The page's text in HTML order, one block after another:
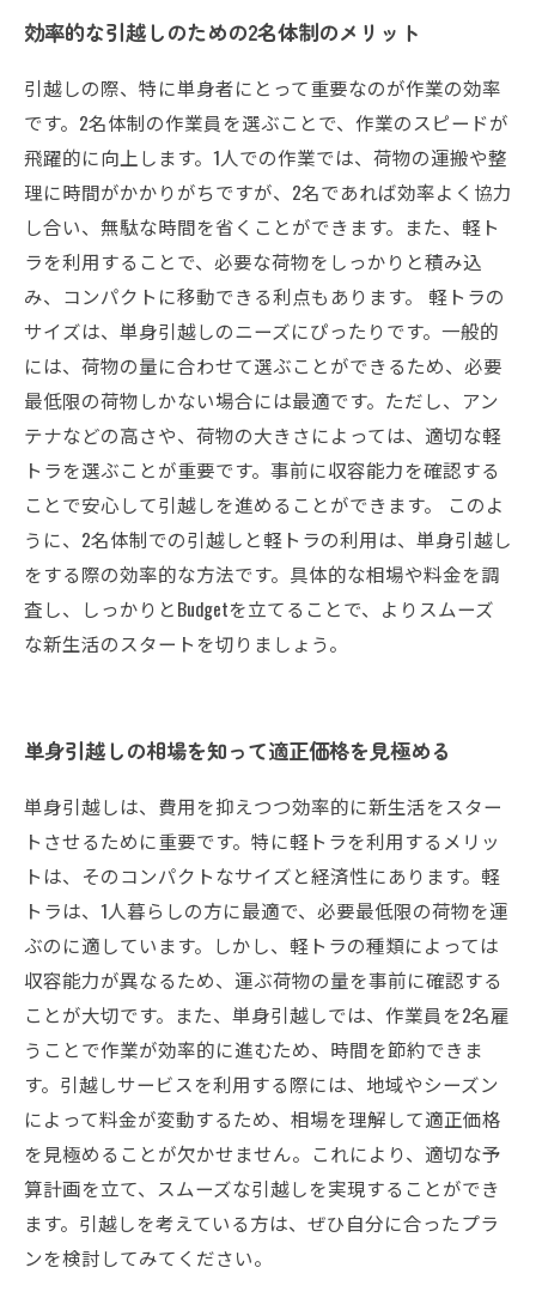
効率的な引越しのための2名体制のメリット
引越しの際、特に単身者にとって重要なのが作業の効率
です。2名体制の作業員を選ぶことで、作業のスピードが
飛躍的に向上します。1人での作業では、荷物の運搬や整
理に時間がかかりがちですが、2名であれば効率よく協力
し合い、無駄な時間を省くことができます。また、軽ト
ラを利用することで、必要な荷物をしっかりと積み込
み、コンパクトに移動できる利点もあります。 軽トラの
サイズは、単身引越しのニーズにぴったりです。一般的
には、荷物の量に合わせて選ぶことができるため、必要
最低限の荷物しかない場合には最適です。ただし、アン
テナなどの高さや、荷物の大きさによっては、適切な軽
トラを選ぶことが重要です。事前に収容能力を確認する
ことで安心して引越しを進めることができます。 このよ
うに、2名体制での引越しと軽トラの利用は、単身引越し
をする際の効率的な方法です。具体的な相場や料金を調
査し、しっかりとBudgetを立てることで、よりスムーズ
な新生活のスタートを切りましょう。
単身引越しの相場を知って適正価格を見極める
単身引越しは、費用を抑えつつ効率的に新生活をスター
トさせるために重要です。特に軽トラを利用するメリッ
トは、そのコンパクトなサイズと経済性にあります。軽
トラは、1人暮らしの方に最適で、必要最低限の荷物を運
ぶのに適しています。しかし、軽トラの種類によっては
収容能力が異なるため、運ぶ荷物の量を事前に確認する
ことが大切です。また、単身引越しでは、作業員を2名雇
うことで作業が効率的に進むため、時間を節約できま
す。引越しサービスを利用する際には、地域やシーズン
によって料金が変動するため、相場を理解して適正価格
を見極めることが欠かせません。これにより、適切な予
算計画を立て、スムーズな引越しを実現することができ
ます。引越しを考えている方は、ぜひ自分に合ったプラ
ンを検討してみてください。